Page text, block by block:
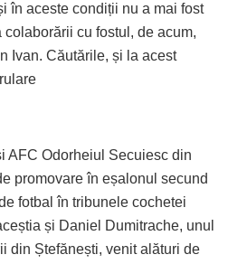
în aceste condiții nu a mai fost
cu fostul, de acum,
Ivan. Căutările, și la acest
AFC Odorheiul Secuiesc din
promovare în eșalonul secund
fotbal în tribunele cochetei
și Daniel Dumitrache, unul
din Ștefănești, venit alături de